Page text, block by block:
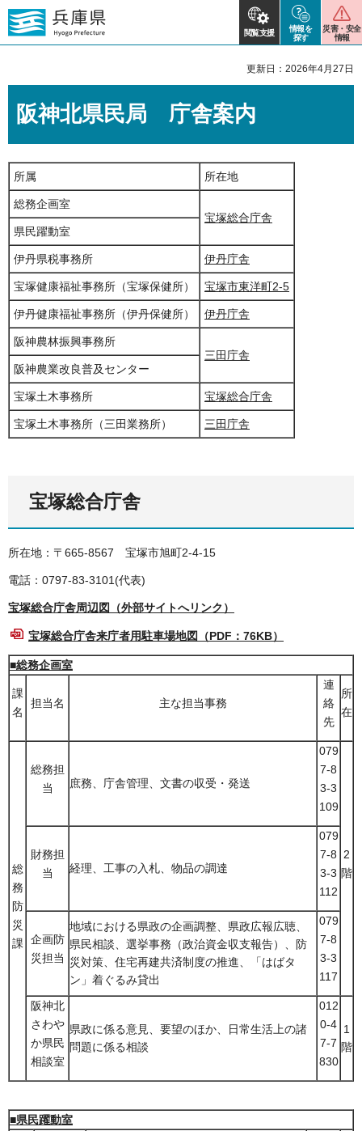
閲覧支援
情報を
探す
災害・安全
情報
更新日：2026年4月27日
阪神北県民局 庁舎案内
所属 所在地
総務企画室
宝塚総合庁舎
県民躍動室
伊丹県税事務所 伊丹庁舎
宝塚健康福祉事務所（宝塚保健所） 宝塚市東洋町2-5
伊丹健康福祉事務所（伊丹保健所） 伊丹庁舎
阪神農林振興事務所
三田庁舎
阪神農業改良普及センター
宝塚土木事務所 宝塚総合庁舎
宝塚土木事務所（三田業務所） 三田庁舎
宝塚総合庁舎
所在地：〒665-8567 宝塚市旭町2-4-15
電話：0797-83-3101(代表)
宝塚総合庁舎周辺図（外部サイトへリンク）
宝塚総合庁舎来庁者用駐車場地図（PDF：76KB）
■総務企画室
課
名
担当名 主な担当事務
連
絡
先
所
在
総
務
防
災
課
総務担
当
庶務、庁舎管理、文書の収受・発送
079
7-8
3-3
109
2
階
財務担
当
経理、工事の入札、物品の調達
079
7-8
3-3
112
企画防
災担当
地域における県政の企画調整、県政広報広聴、
県民相談、選挙事務（政治資金収支報告）、防
災対策、住宅再建共済制度の推進、「はばタ
ン」着ぐるみ貸出
079
7-8
3-3
117
阪神北
さわや
か県民
相談室
県政に係る意見、要望のほか、日常生活上の諸
問題に係る相談
012
0-4
7-7
830
1
階
■県民躍動室